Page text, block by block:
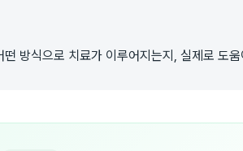
방식으로 치료가 이루어지는지, 실제로 도